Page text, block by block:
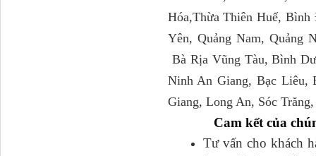
Hóa,Thừa Thiên Huế,
Yên, Quảng Nam,
Bà Rịa Vũng Tàu, Bình
Ninh An Giang, Bạc Liêu,
Giang, Long An, Sóc
Cam kết của
Tư vấn cho khách